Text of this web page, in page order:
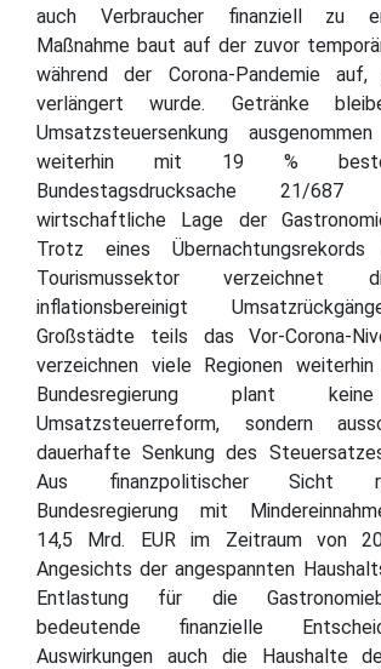
auch Verbraucher finanziell zu
Maßnahme baut auf der zuvor
während der Corona-Pandemie
verlängert wurde. Getränke
Umsatzsteuersenkung
weiterhin mit 19 %
Bundestagsdrucksache 21/
wirtschaftliche Lage der
Trotz eines
Tourismussektor verzeichnet
inflationsbereinigt
Großstädte teils das Vor-Corona-
verzeichnen viele Regionen weiterhin
Bundesregierung plant
Umsatzsteuerreform, sondern
dauerhafte Senkung des
Aus finanzpolitischer Sicht
Bundesregierung mit
14,5 Mrd. EUR im Zeitraum von
Angesichts der angespannten
Entlastung für die
bedeutende finanzielle
Auswirkungen auch die Haushalte